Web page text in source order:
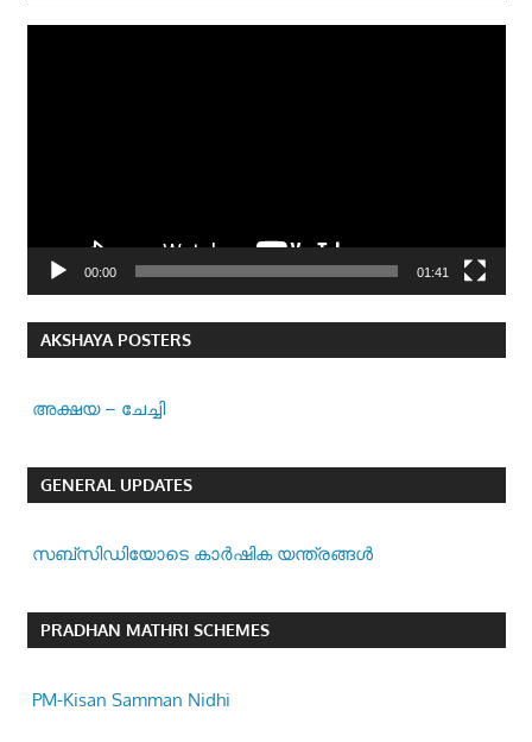
00:00 01:41
AKSHAYA POSTERS
അക്ഷയ – ചേച്ചി
GENERAL UPDATES
സബ്സിഡിയോടെ കാർഷിക യന്ത്രങ്ങൾ
PRADHAN MATHRI SCHEMES
PM-Kisan Samman Nidhi